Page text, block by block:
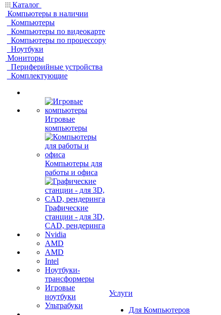
Каталог
Компьютеры в наличии
Компьютеры
Компьютеры по видеокарте
Компьютеры по процессору
Ноутбуки
Мониторы
Периферийные устройства
Комплектующие
Игровые
компьютеры
Компьютеры для
работы и офиса
Графические
станции - для 3D,
CAD, рендеринга
Nvidia
AMD
AMD
Intel
Ноутбуки-
трансформеры
Игровые
ноутбуки
Ультрабуки
Услуги
Для Компьютеров